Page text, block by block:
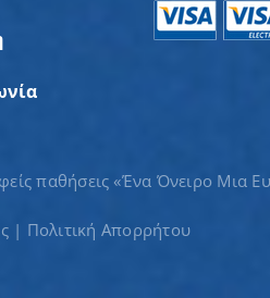
παθήσεις «Ένα Όνειρο Μια
| Πολιτική Απορρήτου